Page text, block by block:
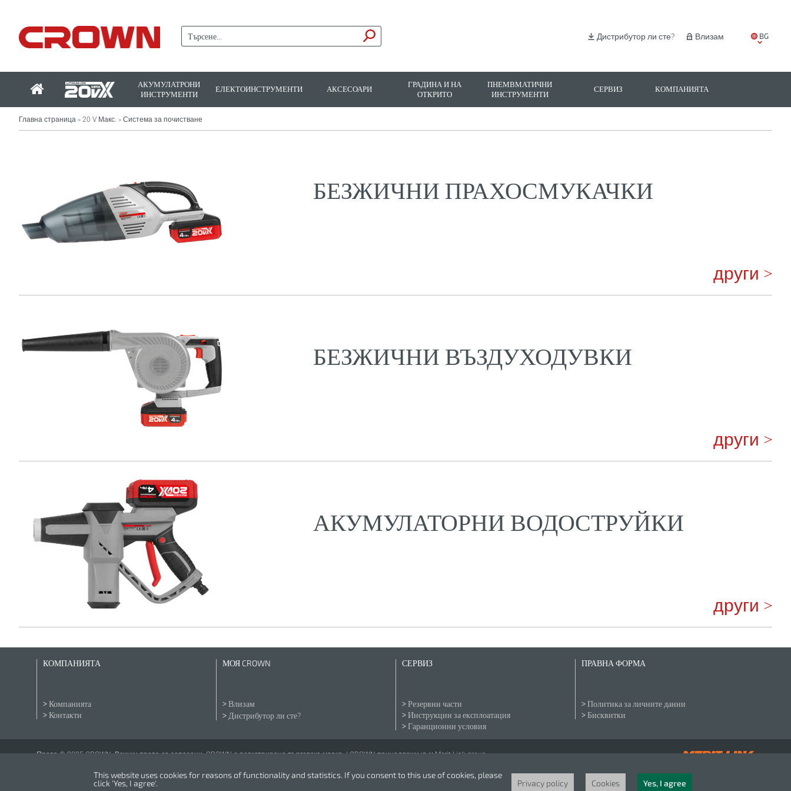
BG
Влизам
Дистрибутор ли сте?
АКУМУЛАТРОНИ
ИНСТРУМЕНТИ
ЕЛЕКТОИНСТРУМЕНТИ АКСЕСОАРИ
ГРАДИНА И НА
ОТКРИТО
ПНЕМВМАТИЧНИ
ИНСТРУМЕНТИ
СЕРВИЗ КОМПАНИЯТА
Главна страница > 20 V Макс. > Система за почистване
БЕЗЖИЧНИ ПРАХОСМУКАЧКИ
други >
БЕЗЖИЧНИ ВЪЗДУХОДУВКИ
други >
АКУМУЛАТОРНИ ВОДОСТРУЙКИ
други >
КОМПАНИЯТА
Компанията
Контакти
МОЯ CROWN
Влизам
Дистрибутор ли сте?
СЕРВИЗ
Резервни части
Инструкции за експлоатация
Гаранционни условия
ПРАВНА ФОРМА
Политика за личните данни
Бисквитки
Права © 2025 CROWN. Всички права са запазени. CROWN е регистрирана търговска марка. | CROWN принадлежи към Merit Link group.
nopCommerce
This website uses cookies for reasons of functionality and statistics. If you consent to this use of cookies, please
click 'Yes, I agree'.
Privacy policy Cookies Yes, I agree